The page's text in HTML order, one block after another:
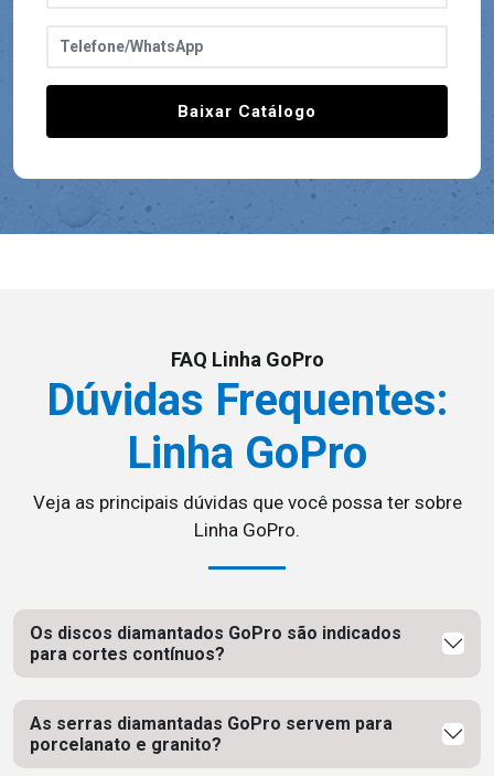
Baixar Catálogo
FAQ Linha GoPro
Dúvidas Frequentes:
Linha GoPro
Veja as principais dúvidas que você possa ter sobre
Linha GoPro.
Os discos diamantados GoPro são indicados
para cortes contínuos?
As serras diamantadas GoPro servem para
porcelanato e granito?